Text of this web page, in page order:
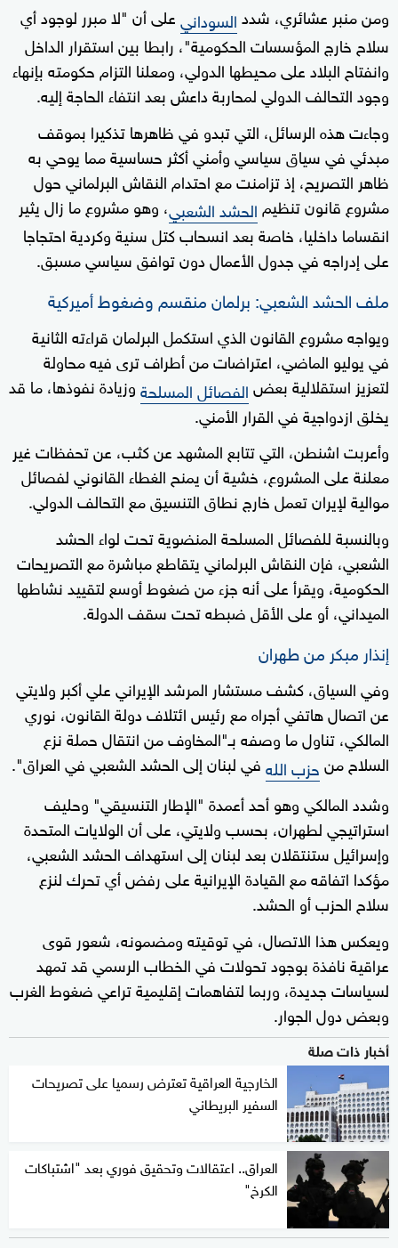
ومن منبر عشائري، شددالسودانيعلى أن "لا مبرر لوجود أي
سلاح خارج المؤسسات الحكومية"، رابطا بين استقرار الداخل
وانفتاح البلاد على محيطها الدولي، ومعلنا التزام حكومته بإنهاء
وجود التحالف الدولي لمحاربة داعش بعد انتفاء الحاجة إليه.
وجاءت هذه الرسائل، التي تبدو في ظاهرها تذكيرا بموقف
مبدئي في سياق سياسي وأمني أكثر حساسية مما يوحي به
ظاهر التصريح، إذ تزامنت مع احتدام النقاش البرلماني حول
مشروع قانون تنظيم الحشد الشعبي، وهو مشروع ما زال يثير
انقساما داخليا، خاصة بعد انسحاب كتل سنية وكردية احتجاجا
على إدراجه في جدول الأعمال دون توافق سياسي مسبق.
ملف الحشد الشعبي: برلمان منقسم وضغوط أميركية
ويواجه مشروع القانون الذي استكمل البرلمان قراءته الثانية
في يوليو الماضي، اعتراضات من أطراف ترى فيه محاولة
لتعزيز استقلالية بعضالفصائل المسلحةوزيادة نفوذها، ما قد
يخلق ازدواجية في القرار الأمني.
وأعربت اشنطن، التي تتابع المشهد عن كثب، عن تحفظات غير
معلنة على المشروع، خشية أن يمنح الغطاء القانوني لفصائل
موالية لإيران تعمل خارج نطاق التنسيق مع التحالف الدولي.
وبالنسبة للفصائل المسلحة المنضوية تحت لواء الحشد
الشعبي، فإن النقاش البرلماني يتقاطع مباشرة مع التصريحات
الحكومية، ويقرأ على أنه جزء من ضغوط أوسع لتقييد نشاطها
الميداني، أو على الأقل ضبطه تحت سقف الدولة.
إنذار مبكر من طهران
وفي السياق، كشف مستشار المرشد الإيراني علي أكبر ولايتي
عن اتصال هاتفي أجراه مع رئيس ائتلاف دولة القانون، نوري
المالكي، تناول ما وصفه بـ"المخاوف من انتقال حملة نزع
السلاح منحزب اللهفي لبنان إلى الحشد الشعبي في العراق".
وشدد المالكي وهو أحد أعمدة "الإطار التنسيقي" وحليف
استراتيجي لطهران، بحسب ولايتي، على أن الولايات المتحدة
وإسرائيل ستنتقلان بعد لبنان إلى استهداف الحشد الشعبي،
مؤكدا اتفاقه مع القيادة الإيرانية على رفض أي تحرك لنزع
سلاح الحزب أو الحشد.
ويعكس هذا الاتصال، في توقيته ومضمونه، شعور قوى
عراقية نافذة بوجود تحولات في الخطاب الرسمي قد تمهد
لسياسات جديدة، وربما لتفاهمات إقليمية تراعي ضغوط الغرب
وبعض دول الجوار.
أخبار ذات صلة
الخارجية العراقية تعترض رسميا على تصريحات
السفير البريطاني
العراق.. اعتقالات وتحقيق فوري بعد "اشتباكات
الكرخ"